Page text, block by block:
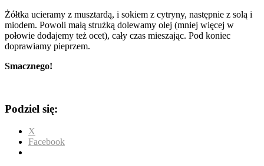
Żółtka ucieramy z musztardą, i sokiem z cytryny, następnie z solą i
miodem. Powoli małą strużką dolewamy olej (mniej więcej w
połowie dodajemy też ocet), cały czas mieszając. Pod koniec
doprawiamy pieprzem.
Smacznego!
Podziel się:
X
Facebook